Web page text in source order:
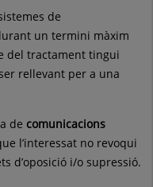
de
un termini màxim
del tractament tingui
rellevant per a una
de comunicacions
l’interessat no revoqui
d’oposició i/o supressió.